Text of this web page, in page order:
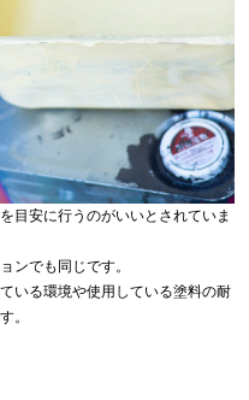
目安に行うのがいいとされていま
ンでも同じです。
いる環境や使用している塗料の耐
。